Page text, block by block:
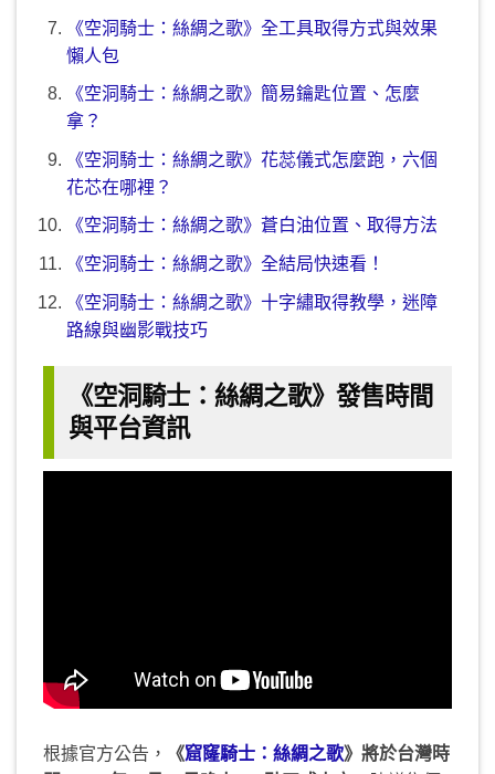
《空洞騎士：絲綢之歌》全工具取得方式與效果
懶人包
《空洞騎士：絲綢之歌》簡易鑰匙位置、怎麼
拿？
《空洞騎士：絲綢之歌》花蕊儀式怎麼跑，六個
花芯在哪裡？
《空洞騎士：絲綢之歌》蒼白油位置、取得方法
《空洞騎士：絲綢之歌》全結局快速看！
《空洞騎士：絲綢之歌》十字繡取得教學，迷障
路線與幽影戰技巧
《空洞騎士：絲綢之歌》發售時間
與平台資訊
根據官方公告， 《窟窿騎士：絲綢之歌》將於台灣時